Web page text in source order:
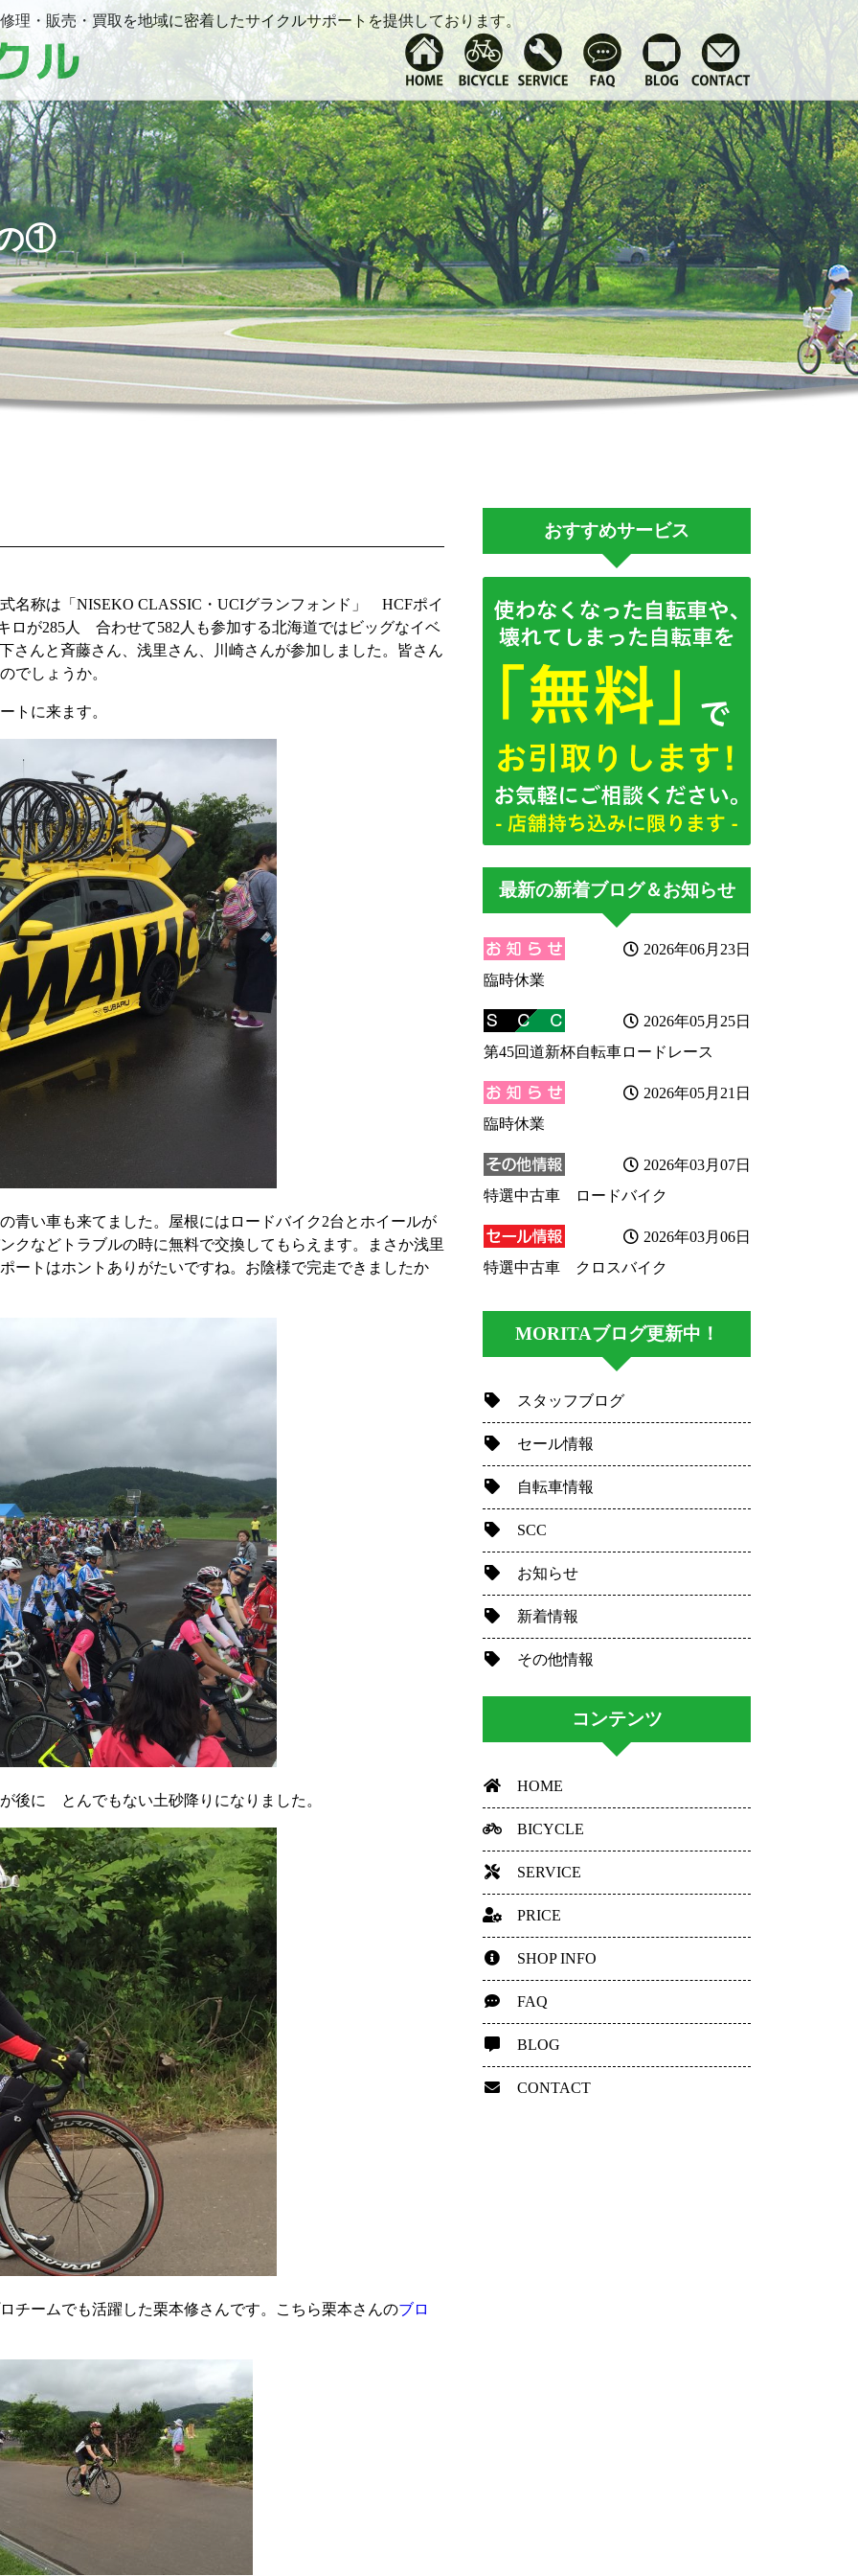
理・販売・買取を地域に密着したサイクルサポートを提供しております。
①
称は「NISEKO CLASSIC・UCIグランフォンド」 HCFポイ
ロが285人 合わせて582人も参加する北海道ではビッグなイベ
さんと斉藤さん、浅里さん、川崎さんが参加しました。皆さん
でしょうか。
トに来ます。
い車も来てました。屋根にはロードバイク2台とホイールが
クなどトラブルの時に無料で交換してもらえます。まさか浅里
ートはホントありがたいですね。お陰様で完走できましたか
後に とんでもない土砂降りになりました。
チームでも活躍した栗本修さんです。こちら栗本さんのブロ
おすすめサービス
最新の新着ブログ＆お知らせ
2026年06月23日
臨時休業
2026年05月25日
第45回道新杯自転車ロードレース
2026年05月21日
臨時休業
2026年03月07日
特選中古車 ロードバイク
2026年03月06日
特選中古車 クロスバイク
MORITAブログ更新中！
スタッフブログ
セール情報
自転車情報
SCC
お知らせ
新着情報
その他情報
コンテンツ
HOME
BICYCLE
SERVICE
PRICE
SHOP INFO
FAQ
BLOG
CONTACT